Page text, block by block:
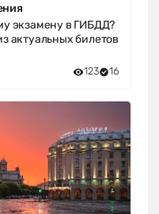
экзамену в ГИБДД?
актуальных билетов
123 16